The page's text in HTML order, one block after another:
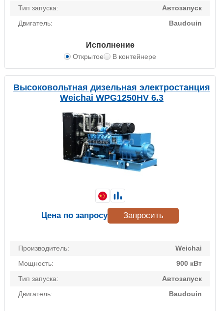
Тип запуска:
Автозапуск
Двигатель:
Baudouin
Исполнение
Открытое В контейнере
Высоковольтная дизельная электростанция
Weichai WPG1250HV 6.3
Производитель:
Weichai
Мощность:
900 кВт
Тип запуска:
Автозапуск
Двигатель:
Baudouin
Цена по запросу Запросить